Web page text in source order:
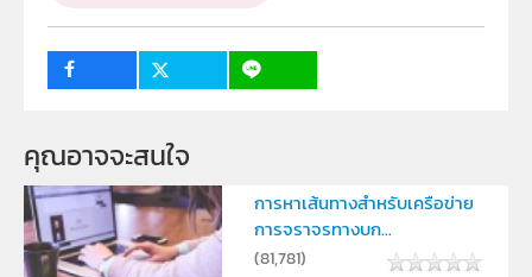
ระดับชั้น
ม.4, ม.5, ม.6
กลุ่มเป้าหมาย
คุณอาจจะสนใจ
การหาเส้นทางสำหรับเครือข่าย
การจราจรทางบก...
(81,781)